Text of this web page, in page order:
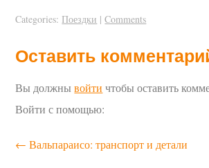
Categories: Поездки | Comments
Оставить
Вы должнывойти чтобы оставить
Войти с помощью:
← Вальпараисо: транспорт и детали